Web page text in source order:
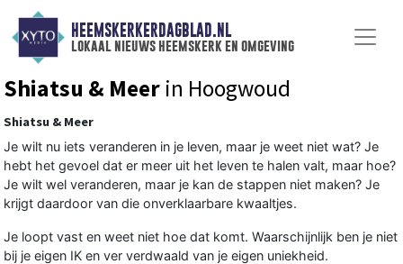
HEEMSKERKERDAGBLAD.NL
lokaal nieuws heemskerk en omgeving
Shiatsu & Meer in Hoogwoud
Shiatsu & Meer
Je wilt nu iets veranderen in je leven, maar je weet niet wat? Je
hebt het gevoel dat er meer uit het leven te halen valt, maar hoe?
Je wilt wel veranderen, maar je kan de stappen niet maken? Je
krijgt daardoor van die onverklaarbare kwaaltjes.
Je loopt vast en weet niet hoe dat komt. Waarschijnlijk ben je niet
bij je eigen IK en ver verdwaald van je eigen uniekheid.